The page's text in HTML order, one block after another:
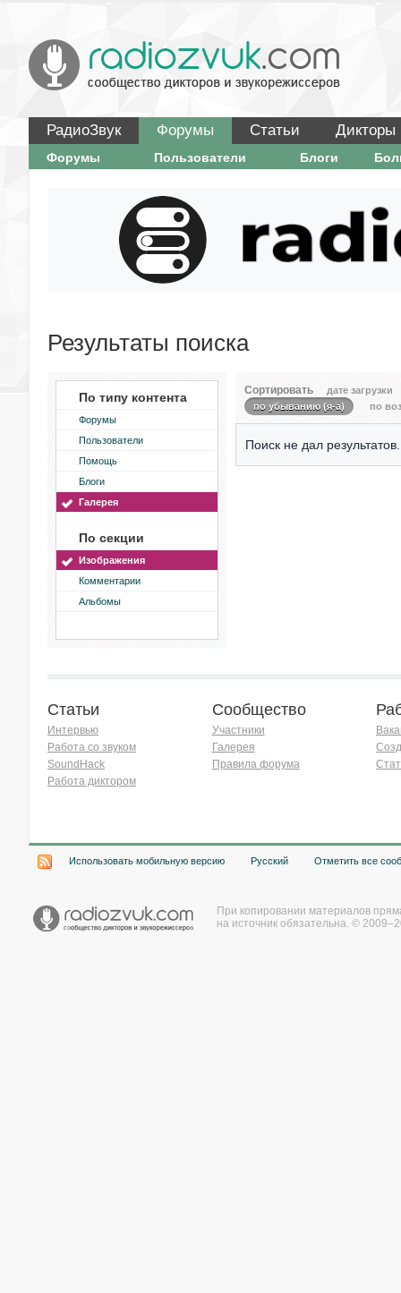
РадиоЗвук Форумы Статьи Дикторы
Форумы Пользователи Блоги
Результаты поиска
По типу контента
Форумы
Пользователи
Помощь
Блоги
Галерея
По секции
Изображения
Комментарии
Альбомы
Сортировать
дате загрузки
по убыванию (я-а)
по
Поиск не дал результатов.
Статьи
Интервью
Работа со звуком
SoundHack
Работа диктором
Сообщество
Участники
Галерея
Правила форума
Использовать мобильную версию Русский Отметить все
При копировании материалов
на источник обязательна. ©